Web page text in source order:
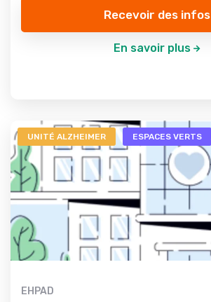
Recevoir des infos
En savoir plus
UNITÉ ALZHEIMER ESPACES VERTS
EHPAD